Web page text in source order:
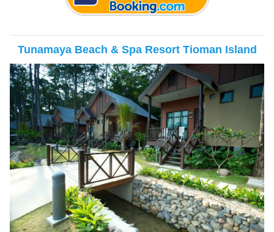
Tunamaya Beach & Spa Resort Tioman Island